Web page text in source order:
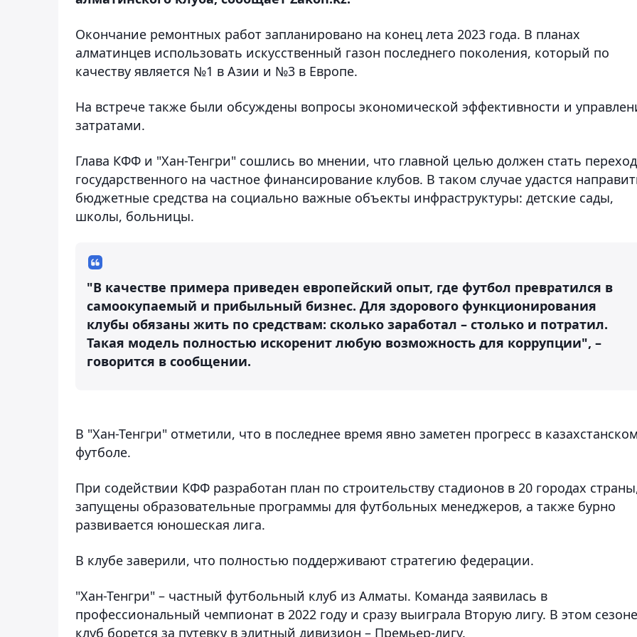
Окончание ремонтных работ запланировано на конец лета 2023 года. В планах
алматинцев использовать искусственный газон последнего поколения, который по
качеству является №1 в Азии и №3 в Европе.
На встрече также были обсуждены вопросы экономической эффективности и
затратами.
Глава КФФ и "Хан-Тенгри" сошлись во мнении, что главной целью должен стать
государственного на частное финансирование клубов. В таком случае удастся
бюджетные средства на социально важные объекты инфраструктуры: детские сады,
школы, больницы.
"В качестве примера приведен европейский опыт, где футбол превратился в
самоокупаемый и прибыльный бизнес. Для здорового функционирования
клубы обязаны жить по средствам: сколько заработал – столько и потратил.
Такая модель полностью искоренит любую возможность для коррупции", –
говорится в сообщении.
В "Хан-Тенгри" отметили, что в последнее время явно заметен прогресс в казахстанском
футболе.
При содействии КФФ разработан план по строительству стадионов в 20 городах
запущены образовательные программы для футбольных менеджеров, а также бурно
развивается юношеская лига.
В клубе заверили, что полностью поддерживают стратегию федерации.
"Хан-Тенгри" – частный футбольный клуб из Алматы. Команда заявилась в
профессиональный чемпионат в 2022 году и сразу выиграла Вторую лигу. В этом сезоне
клуб борется за путевку в элитный дивизион – Премьер-лигу.